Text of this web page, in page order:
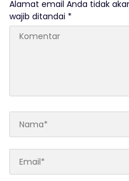
Alamat email Anda tidak
wajib ditandai *